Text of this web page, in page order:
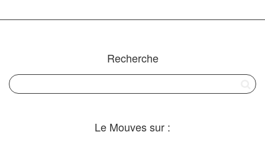
Recherche
Le Mouves sur :